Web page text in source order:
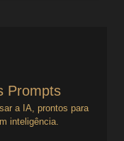
Prompts
a IA, prontos para
inteligência.